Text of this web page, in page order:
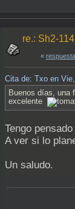
re.: Sh2-
«
Cita de: Txo en
Buenos días, una
excelente
Tengo
A ver si lo
Un saludo.